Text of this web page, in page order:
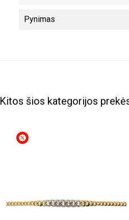
Pynimas
Kitos šios kategorijos